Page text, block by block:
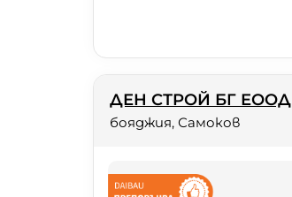
ДЕН СТРОЙ БГ ЕООД
бояджия, Самоков